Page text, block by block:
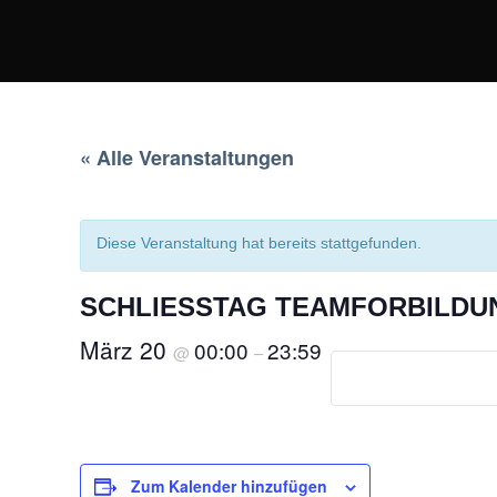
« Alle Veranstaltungen
Diese Veranstaltung hat bereits stattgefunden.
SCHLIESSTAG
März 20 @ 00:00 –23:59
Zum Kalender hinzufügen